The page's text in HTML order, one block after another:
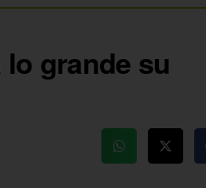
lo grande su